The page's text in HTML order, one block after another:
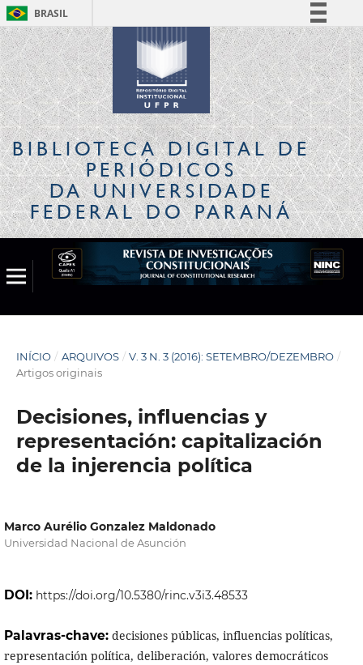
BRASIL
Simplifique!
Comunica BR
Participe
Acesso à informação
Legislação
Canais
BIBLIOTECA DIGITALDE
PERIÓDICOS
DA UNIVERSIDADE
FEDERAL DO PARANÁ
INÍCIO / ARQUIVOS / V. 3 N. 3 (2016): SETEMBRO/DEZEMBRO /
Artigos originais
Decisiones, influencias y
representación: capitalización
de la injerencia política
Marco Aurélio Gonzalez Maldonado
Universidad Nacional de Asunción
DOI: https://doi.org/10.5380/rinc.v3i3.48533
Palavras-chave: decisiones públicas, influencias políticas,
representación política, deliberación, valores democráticos